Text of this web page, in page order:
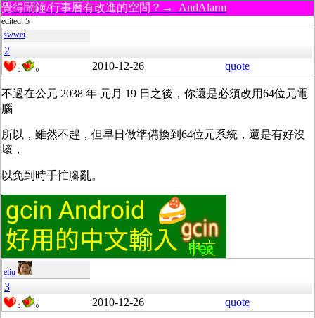
覺得鬧鐘/行事曆有改進的空間？→ AndAlarm
edited: 5
swwei
2
0 0 2010-12-26 quote
不過在公元 2038 年 元月 19 日之後，你還是必須改用64位元電
腦
所以，雖然不趕，但早日做準備換到64位元系統，還是有好沒
壞，
以免到時手忙腳亂。
eliu
3
0 0 2010-12-26 quote